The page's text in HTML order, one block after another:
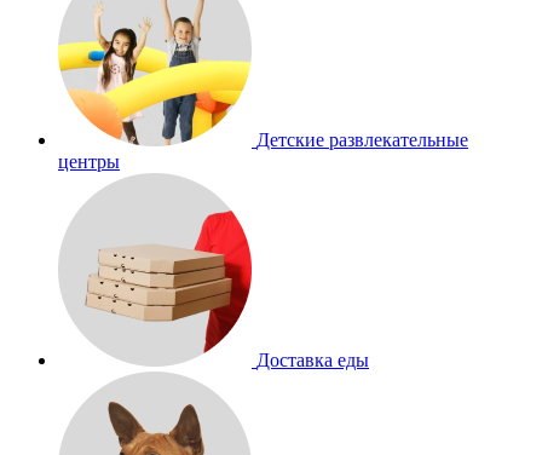
Детские развлекательные
центры
Доставка еды